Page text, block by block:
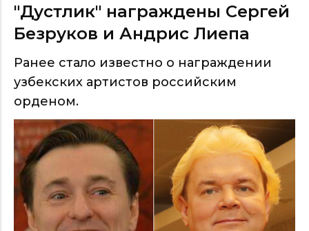
"Дустлик" награждены Сергей
Безруков и Андрис Лиепа
Ранее стало известно о награждении
узбекских артистов российским
орденом.